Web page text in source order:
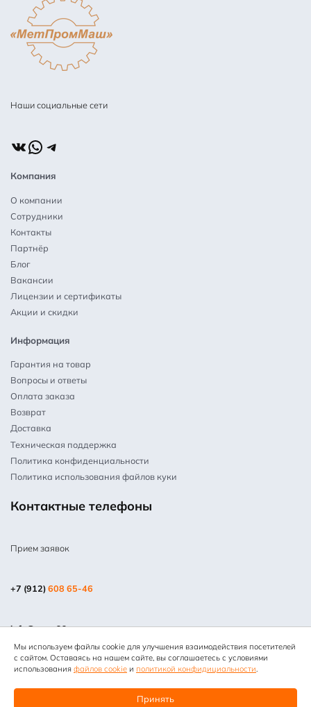
Наши социальные сети
ВКонтакте
WhatsApp
Telegram
Компания
О компании
Сотрудники
Контакты
Партнёр
Блог
Вакансии
Лицензии и сертификаты
Акции и скидки
Информация
Гарантия на товар
Вопросы и ответы
Оплата заказа
Возврат
Доставка
Техническая поддержка
Политика конфиденциальности
Политика использования файлов куки
Контактные телефоны
Прием заявок
+7 (912)608 65-46
info@mpm66.ru
© 2013-2025 Все права защищены. Копирование информации
запрещено. Информация на сайте не является публичной
Мы используем файлы cookie для улучшения взаимодействия посетителей
с сайтом. Оставаясь на нашем сайте, вы соглашаетесь с условиями
использования файлов cookie и политикой конфидициальности.
Принять